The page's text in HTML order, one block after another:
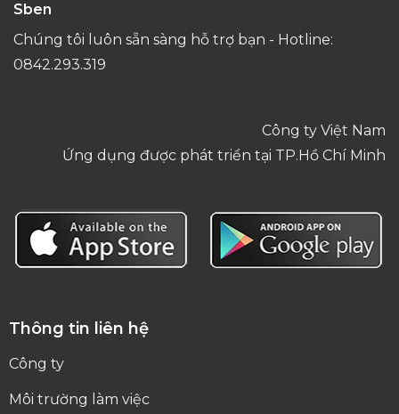
Sben
Chúng tôi luôn sẵn sàng hỗ trợ bạn - Hotline:
0842.293.319
Công ty Việt Nam
Ứng dụng được phát triển tại TP.Hồ Chí Minh
Thông tin liên hệ
Công ty
Môi trường làm việc